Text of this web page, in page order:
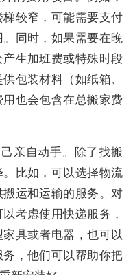
较窄，可能需要支付
同时，如果需要在晚
生加班费或特殊时段
包装材料（如纸箱、
也会包含在总搬家费
亲自动手。除了找搬
比如，可以选择物流
运和运输的服务。对
考虑使用快递服务，
具或者电器，也可以
，他们可以帮助你把